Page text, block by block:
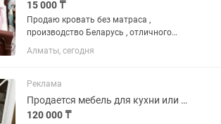
15 000 ₸
Продаю кровать без матраса ,
производство Беларусь , отличного
качества , покупали за 250 тыс Ширина
160180 , стоит сейчас в подъезде и
Алматы, сегодня
Реклама
Продается мебель для кухни или гостиной - буфет и шкаф витрина
120 000 ₸